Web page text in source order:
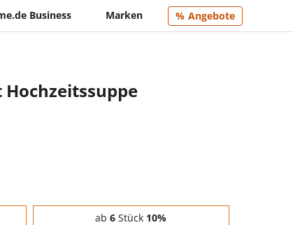
Business Marken Angebote
ab 6 Stück 10%